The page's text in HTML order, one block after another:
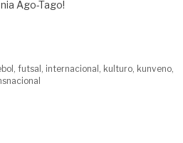
Ago-Tago!
,futsal internacional kulturo kunveno